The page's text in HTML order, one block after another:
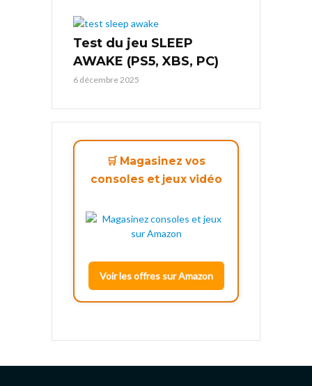
Test du jeu SLEEP
AWAKE (PS5, XBS, PC)
6 décembre 2025
🛒 Magasinez vos
consoles et jeux vidéo
Voir les offres sur Amazon